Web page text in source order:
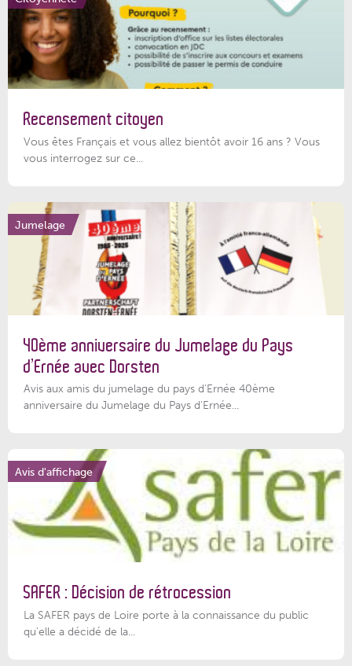
Recensement citoyen
Vous êtes Français et vous allez bientôt avoir 16 ans ? Vous
vous interrogez sur ce...
Jumelage
40ème anniversaire du Jumelage du Pays
d’Ernée avec Dorsten
Avis aux amis du jumelage du pays d'Ernée 40ème
anniversaire du Jumelage du Pays d'Ernée...
Avis d'affichage
SAFER : Décision de rétrocession
La SAFER pays de Loire porte à la connaissance du public
qu’elle a décidé de la...